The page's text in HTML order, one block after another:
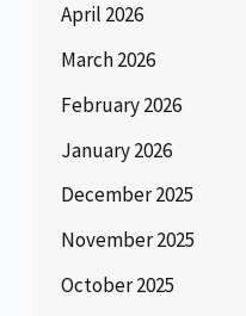
April 2026
March 2026
February 2026
January 2026
December 2025
November 2025
October 2025